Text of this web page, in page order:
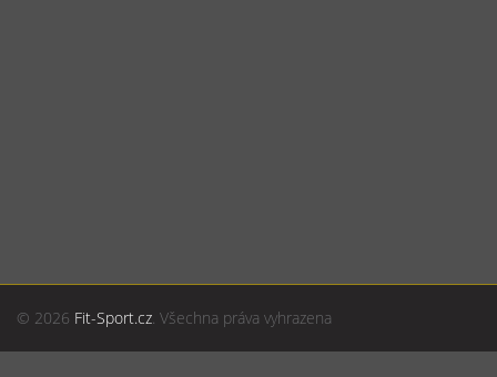
© 2026 Fit-Sport.cz. Všechna práva vyhrazena